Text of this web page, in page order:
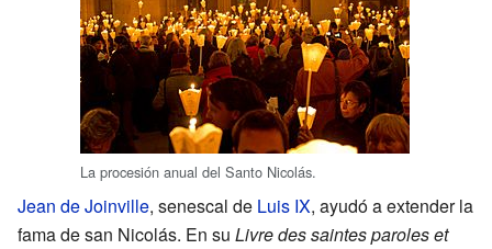
La procesión anual del Santo Nicolás.
Jean de Joinville, senescal de Luis IX, ayudó a extender la
fama de san Nicolás. En su Livre des saintes paroles et